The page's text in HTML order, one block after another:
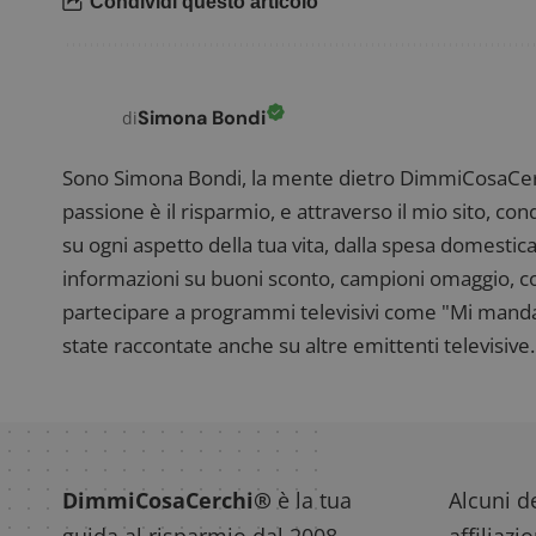
diSimona Bondi
Sono Simona Bondi, la mente dietro
passione è il risparmio, e attraverso il mio sito,
su ogni aspetto della tua vita, dalla spesa
informazioni su buoni sconto, campioni omaggio,
partecipare a programmi televisivi come "Mi
state raccontate anche su altre emittenti
DimmiCosaCerchi® è la tua
Alcuni
Nome
_pk_id.1.938b
Nome
test_cookie